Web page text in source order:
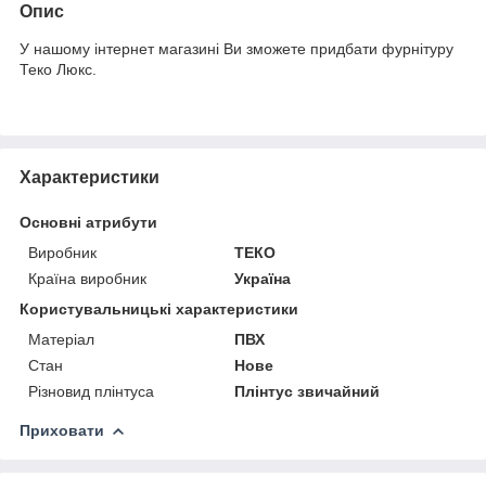
Опис
У нашому інтернет магазині Ви зможете придбати фурнітуру
Теко Люкс.
Характеристики
Основні атрибути
Виробник
ТЕКО
Країна виробник
Україна
Користувальницькі характеристики
Матеріал
ПВХ
Стан
Нове
Різновид плінтуса
Плінтус звичайний
Приховати